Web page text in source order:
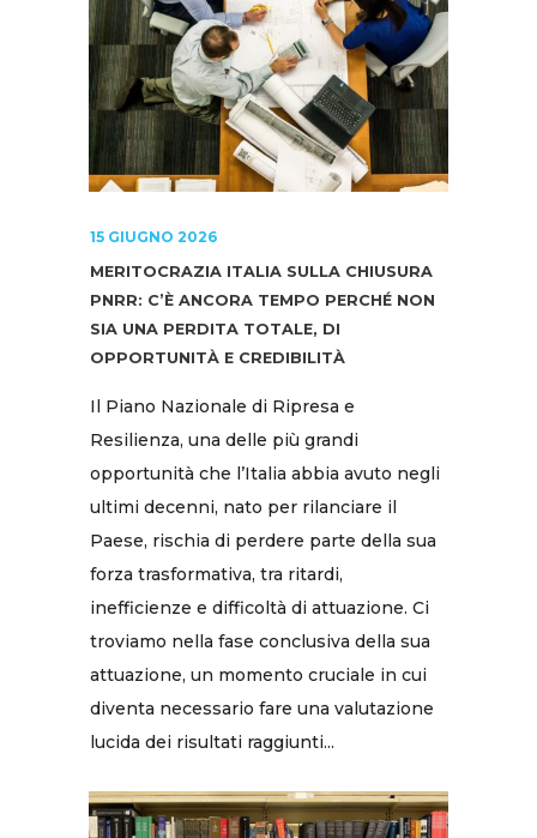
15 GIUGNO 2026
MERITOCRAZIA ITALIA SULLA CHIUSURA
PNRR: C’È ANCORA TEMPO PERCHÉ NON
SIA UNA PERDITA TOTALE, DI
OPPORTUNITÀ E CREDIBILITÀ
Il Piano Nazionale di Ripresa e
Resilienza, una delle più grandi
opportunità che l’Italia abbia avuto negli
ultimi decenni, nato per rilanciare il
Paese, rischia di perdere parte della sua
forza trasformativa, tra ritardi,
inefficienze e difficoltà di attuazione. Ci
troviamo nella fase conclusiva della sua
attuazione, un momento cruciale in cui
diventa necessario fare una valutazione
lucida dei risultati raggiunti...